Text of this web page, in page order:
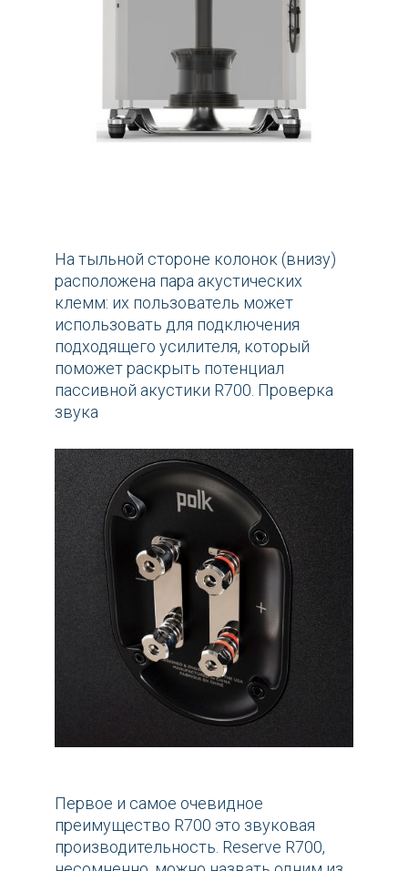
На тыльной стороне колонок (внизу)
расположена пара акустических
клемм: их пользователь может
использовать для подключения
подходящего усилителя, который
поможет раскрыть потенциал
пассивной акустики R700. Проверка
звука
Первое и самое очевидное
преимущество R700 это звуковая
производительность. Reserve R700,